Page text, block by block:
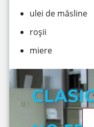
ulei de măsline
roșii
miere